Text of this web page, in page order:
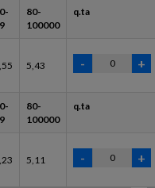
80-
100000
q.ta
5,43
80-
100000
q.ta
5,11